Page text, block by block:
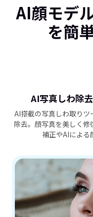
AI顔モデ
を簡
AI写真しわ除
AI搭載の写真しわ取り
除去。顔写真を美しく
補正やAIによる